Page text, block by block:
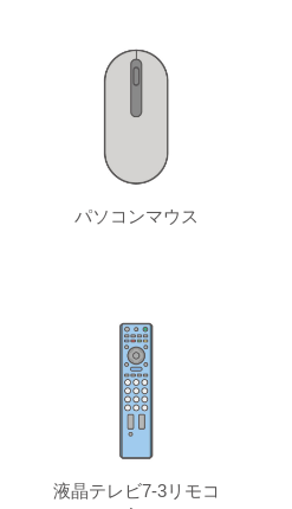
パソコンマウス
液晶テレビ7-3リモコ